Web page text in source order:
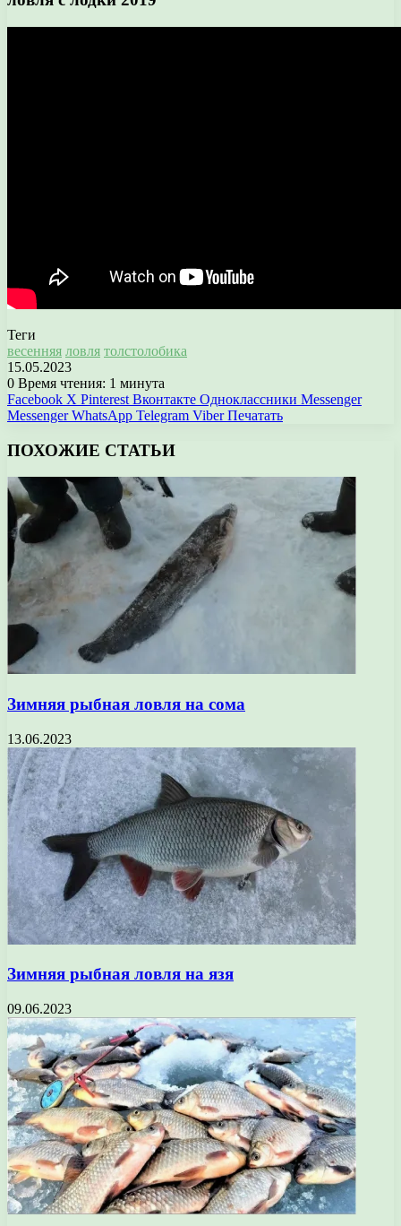
Теги
весенняя ловля толстолобика
15.05.2023
0 Время чтения: 1 минута
Facebook X Pinterest Вконтакте Одноклассники Messenger
Messenger WhatsApp Telegram Viber Печатать
ПОХОЖИЕ СТАТЬИ
Зимняя рыбная ловля на сома
13.06.2023
Зимняя рыбная ловля на язя
09.06.2023